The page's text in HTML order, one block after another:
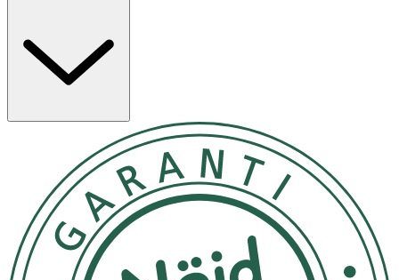
månader.
Motion InBra bärbar bröstpump med tillhörande
personlig användning, som är avsedd att användas av
ammande kvinnor för att pumpa ur och samla upp deras
bröstmjölk. Motion InBra bröstpump för personligt bruk
är avsedd för en enda användare. Bröstpumpen är
avsedd att användas i hemmamiljö. Läs mer om hur du
väljer rätt storlek på din brösttratt och ladda ned en
storleksguide på medela.se/storleksguide. Observera:
Även om det kan kännas lite obehagligt första gången du